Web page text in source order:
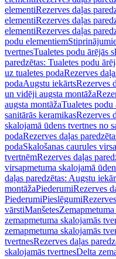
elementiRezerves daļas
elementiRezerves daļas
elementiRezerves daļas
podu elementiem
tvertnesTualetes podu ārējās
paredzētas: Tualetes podu
uz tualetes podaRezerves
podaAugstu iekārtsRezerves
un vidēji augsta montāža
augsta montāžaTualetes podu
sanitārās keramikasRezerves
skalojamā ūdens tvertnes no
podaRezerves daļas
podaSkalošanas caurules
tvertnēmRezerves daļas
virsapmetuma skalojamā
daļas paredzētas: Augstu
montāžaPiederumiRezerves
PiederumiPieslēgumi
vārstiManšetes
zemapmetuma skalojamās
zemapmetuma skalojamās
tvertnesRezerves daļas
skalojamās tvertnesDelta